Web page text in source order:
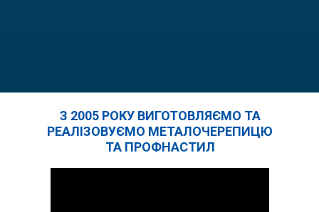
З 2005 РОКУ ВИГОТОВЛЯЄМО ТА
РЕАЛІЗОВУЄМО МЕТАЛОЧЕРЕПИЦЮ
ТА ПРОФНАСТИЛ